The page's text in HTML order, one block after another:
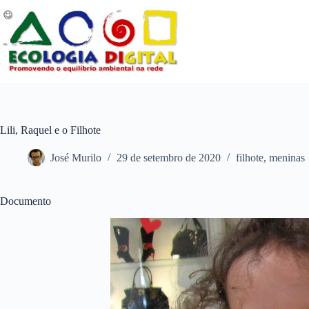
para
conteúdo
Lili, Raquel e o Filhote
José Murilo 29 de setembro de 2020 filhote, meninas
Documento